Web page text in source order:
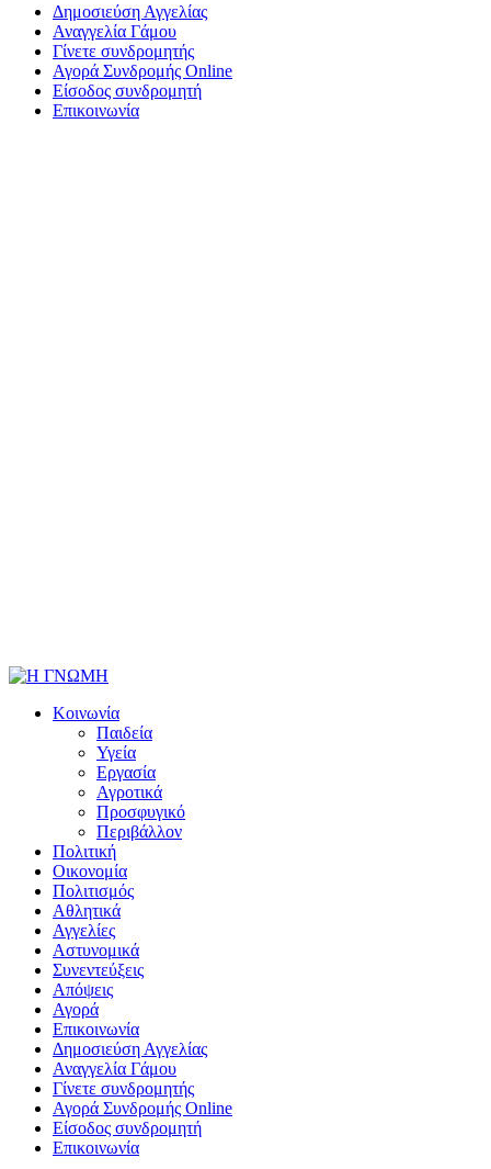
Δημοσιεύση Αγγελίας
Αναγγελία Γάμου
Γίνετε συνδρομητής
Αγορά Συνδρομής Online
Είσοδος συνδρομητή
Επικοινωνία
Κοινωνία
Παιδεία
Υγεία
Εργασία
Αγροτικά
Προσφυγικό
Περιβάλλον
Πολιτική
Οικονομία
Πολιτισμός
Αθλητικά
Αγγελίες
Αστυνομικά
Συνεντεύξεις
Απόψεις
Αγορά
Επικοινωνία
Δημοσιεύση Αγγελίας
Αναγγελία Γάμου
Γίνετε συνδρομητής
Αγορά Συνδρομής Online
Είσοδος συνδρομητή
Επικοινωνία